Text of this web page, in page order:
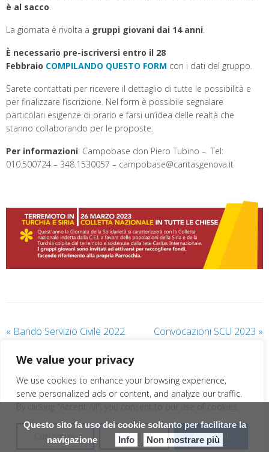
Questo sito fa uso dei cookie soltanto per facilitare la
navigazione
Info Non mostrare più
We value your privacy
We use cookies to enhance your browsing experience,
serve personalized ads or content, and analyze our traffic.
Customize Reject All Accept All
è al sacco
La giornata è rivolta a gruppi giovani dai 14 anni
È necessario pre-iscriversi entro il 28
Febbraio COMPILANDO QUESTO FORM con i dati del gruppo.
Sarete contattati per ricevere il dettaglio di tutte le possibilità e
per finalizzare l’iscrizione. Nel form è possibile segnalare
particolari esigenze di orario e farsi un’idea delle realtà che
stanno collaborando per le proposte.
Per informazioni: Campobase don Piero Tubino – Tel:
010.500724 – 348.1530057 – campobase@caritasgenova.it
« Bando Servizio Civile 2022.
20 FEBBRAIO
Convocazioni SCU 2023 »